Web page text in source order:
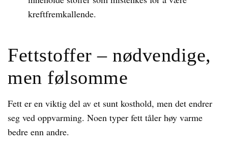
kreftfremkallende.
Fettstoffer – nødvendige,
men følsomme
Fett er en viktig del av et sunt kosthold, men det endrer
seg ved oppvarming. Noen typer fett tåler høy varme
bedre enn andre.